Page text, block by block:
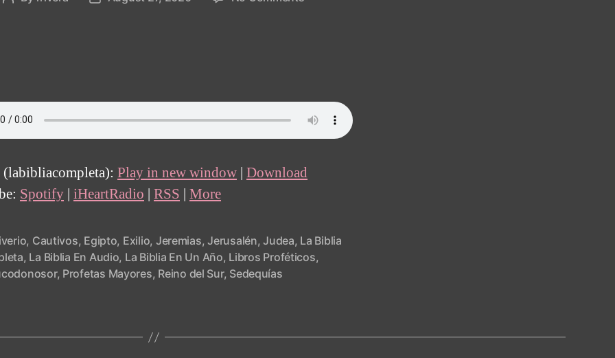
(labibliacompleta): Play in new window | Download
Spotify | iHeartRadio | RSS | More
, Cautivos, Egipto, Exilio, Jeremias,Jerusalén,Judea, La Biblia
, La Biblia En Audio, La Biblia En Un Año, Libros Proféticos,
, Profetas Mayores, Reino del Sur, Sedequías